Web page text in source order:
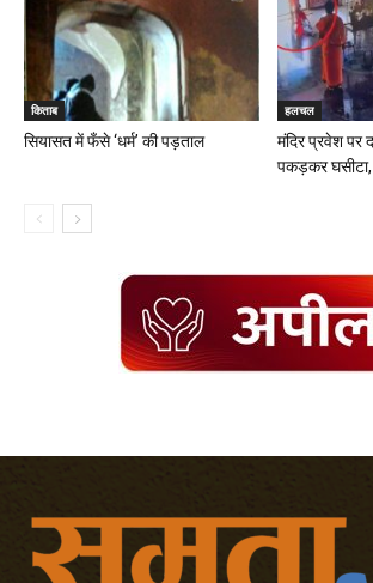
किताब
सियासत में फँसे ‘धर्म’ की पड़ताल
हलचल
मंदिर प्रवेश पर
पकड़कर घसीटा,